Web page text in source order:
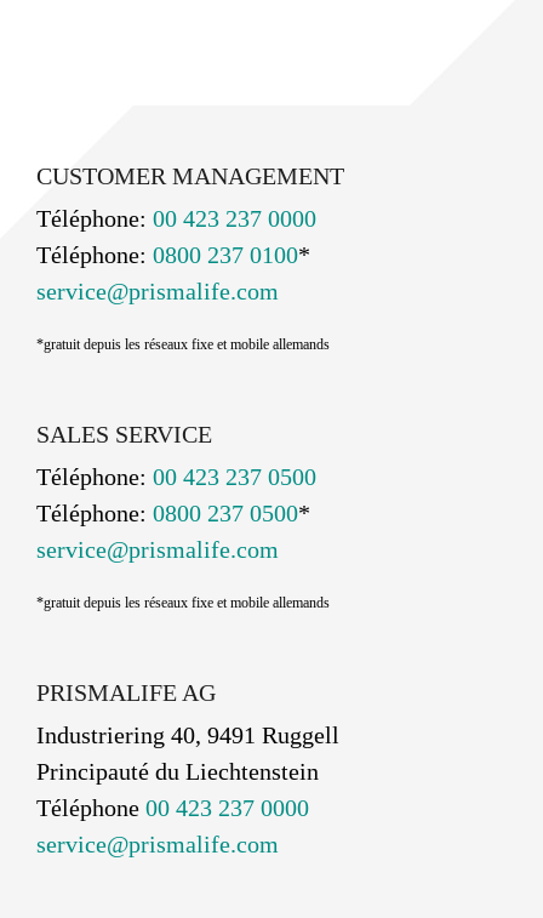
CUSTOMER MANAGEMENT
Téléphone: 00 423 237 0000
Téléphone: 0800 237 0100*
service@prismalife.com
*gratuit depuis les réseaux fixe et mobile allemands
SALES SERVICE
Téléphone: 00 423 237 0500
Téléphone: 0800 237 0500*
service@prismalife.com
*gratuit depuis les réseaux fixe et mobile allemands
PRISMALIFE AG
Industriering 40, 9491 Ruggell
Principauté du Liechtenstein
Téléphone 00 423 237 0000
service@prismalife.com